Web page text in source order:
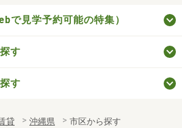
で見学予約可能の特集）
す
す
貸 沖縄県 市区から探す